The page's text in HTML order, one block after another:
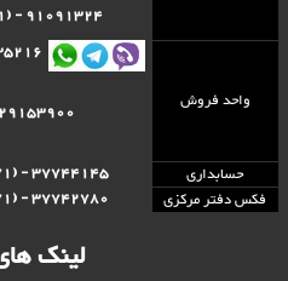
واحد فروش
حسابداری
37744145 - (071)
فکس دفتر مرکزی
37742780 - (071)
لینک